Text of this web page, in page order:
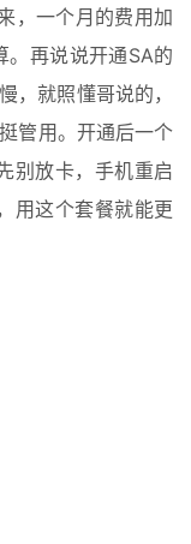
，一个月的费用加
。再说说开通SA的
，就照懂哥说的，
管用。开通后一个
别放卡，手机重启
用这个套餐就能更